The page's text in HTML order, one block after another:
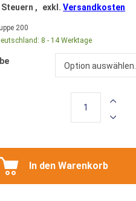
Steuern , exkl.Versandkosten
200
8 - 14 Werktage
Option auswählen...
In den Warenkorb